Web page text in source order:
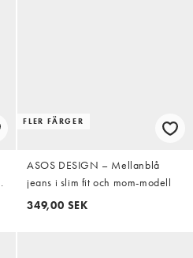
FLER FÄRGER
ASOS DESIGN – Mellanblå
jeans i slim fit och mom-modell
349,00 SEK